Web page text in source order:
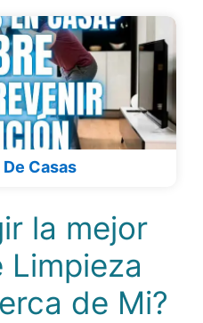
Casas
la mejor
Limpieza
de Mi?